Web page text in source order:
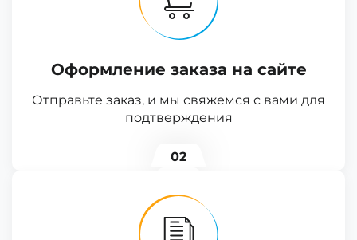
Оформление заказа на сайте
Отправьте заказ, и мы свяжемся с вами для
подтверждения
02